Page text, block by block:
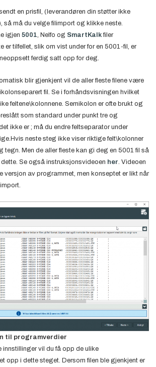
en prisfil, (leverandøren din støtter ikke
så må du velge filimport og klikke neste.
igjen 5001, Nelfo og SmartKalkfiler
er tilfellet, slik om vist under for en 5001-fil, er
ferdig satt opp for deg.
blir gjenkjent vil de aller fleste filene være
fil. Se i forhåndsvisningen hvilket
feltene\kolonnene. Semikolon er ofte brukt og
som standard under punkt tre og
ikke er ; må du endre feltseparator under
neste steg ikke viser riktige felt\kolonner
tegn. Men de aller fleste kan gi deg en 5001 fil så
Se også instruksjonsvideoen her. Videoen
versjon av programmet, men konseptet er likt når
til programverdier
innstillinger vil du få opp de ulike
opp i dette steget. Dersom filen ble gjenkjent er